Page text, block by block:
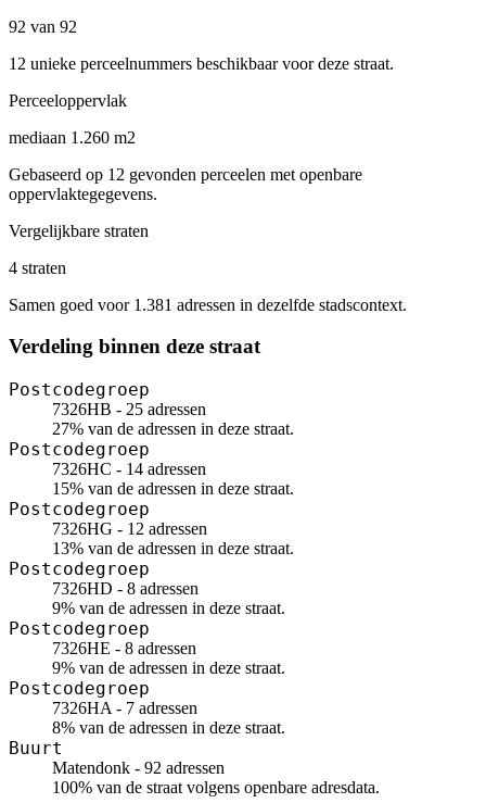
92 van 92
12 unieke perceelnummers beschikbaar voor deze straat.
Perceeloppervlak
mediaan 1.260 m2
Gebaseerd op 12 gevonden perceelen met openbare
oppervlaktegegevens.
Vergelijkbare straten
4 straten
Samen goed voor 1.381 adressen in dezelfde stadscontext.
Verdeling binnen deze straat
Postcodegroep
7326HB - 25 adressen
27% van de adressen in deze straat.
Postcodegroep
7326HC - 14 adressen
15% van de adressen in deze straat.
Postcodegroep
7326HG - 12 adressen
13% van de adressen in deze straat.
Postcodegroep
7326HD - 8 adressen
9% van de adressen in deze straat.
Postcodegroep
7326HE - 8 adressen
9% van de adressen in deze straat.
Postcodegroep
7326HA - 7 adressen
8% van de adressen in deze straat.
Buurt
Matendonk - 92 adressen
100% van de straat volgens openbare adresdata.